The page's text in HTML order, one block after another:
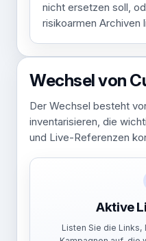
nicht ersetzen soll,
risikoarmen Archiven
Wechsel von
Der Wechsel besteht
inventarisieren, die
und Live-Referenzen
Aktive
Listen Sie die Links,